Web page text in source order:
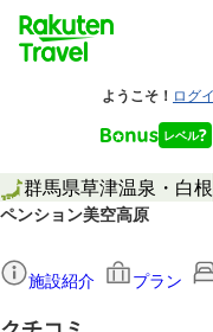
群馬県草津温泉・白根
ペンション美空高原
施設紹介 プラン